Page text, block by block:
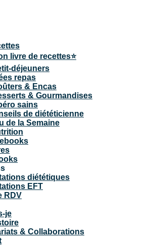
livre de recettes⭐
déjeuners
repas
& Encas
& Gourmandises
sains
de diététicienne
de la Semaine
diététiques
EFT
RDV
je
& Collaborations